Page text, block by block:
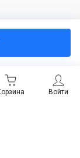
Войти